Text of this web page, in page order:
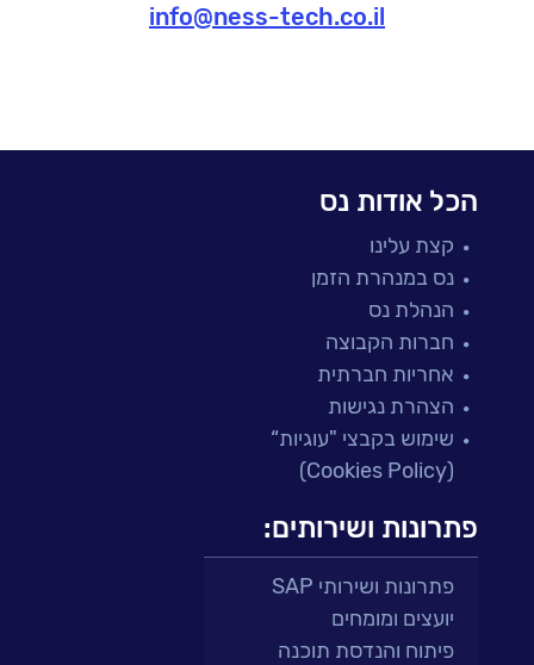
info@ness-tech.co.il
הכל אודות נס
קצת עלינו
נס במנהרת הזמן
הנהלת נס
חברות הקבוצה
אחריות חברתית
הצהרת נגישות
שימוש בקבצי "עוגיות“
(Cookies Policy)
פתרונות ושירותים:
פתרונות ושירותי SAP
יועצים ומומחים
פיתוח והנדסת תוכנה